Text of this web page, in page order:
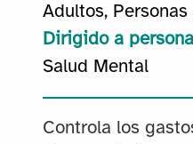
Adultos, Personas
Dirigido a
Salud Mental
Controla los